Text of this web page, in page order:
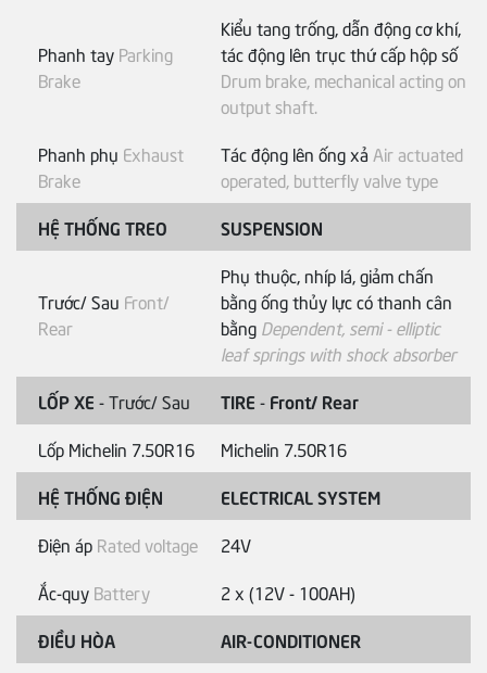
Phanh tay Parking
Brake
Kiểu tang trống, dẫn động cơ khí,
tác động lên trục thứ cấp hộp số
Drum brake, mechanical acting on
output shaft.
Phanh phụ Exhaust
Brake
Tác động lên ống xả Air actuated
operated, butterfly valve type
HỆ THỐNG TREO
SUSPENSION
Trước/ Sau Front/
Rear
Phụ thuộc, nhíp lá, giảm chấn
bằng ống thủy lực có thanh cân
bằng Dependent, semi - elliptic
leaf springs with shock absorber
LỐP XE - Trước/ Sau TIRE - Front/ Rear
Lốp Michelin 7.50R16
Michelin 7.50R16
HỆ THỐNG ĐIỆN
ELECTRICAL SYSTEM
Điện áp Rated voltage
24V
Ắc-quy Battery
2 x (12V - 100AH)
ĐIỀU HÒA
AIR-CONDITIONER